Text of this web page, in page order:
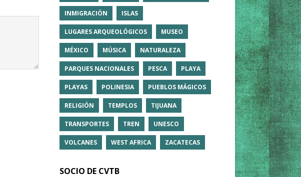
INMIGRACIÓN ISLAS
LUGARES ARQUEOLÓGICOS MUSEO
MÉXICO MÚSICA NATURALEZA
PARQUES NACIONALES PESCA PLAYA
PLAYAS POLINESIA PUEBLOS MÁGICOS
RELIGIÓN TEMPLOS TIJUANA
TRANSPORTES TREN UNESCO
VOLCANES WEST AFRICA ZACATECAS
SOCIO DE CVTB